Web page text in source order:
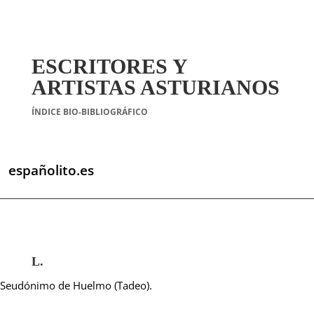
ESCRITORES Y
ARTISTAS ASTURIANOS
ÍNDICE BIO-BIBLIOGRÁFICO
españolito.es
L.
Seudónimo de Huelmo (Tadeo).